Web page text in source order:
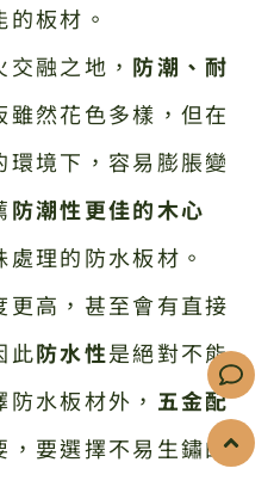
板材。
融之地， 防潮、耐
雖然花色多樣，但在
環境下，容易膨脹變
防潮性更佳的木心
處理的防水板材。
更高，甚至會有直接
此防水性是絕對不能
水板材外， 五金配
，要選擇不易生鏽的